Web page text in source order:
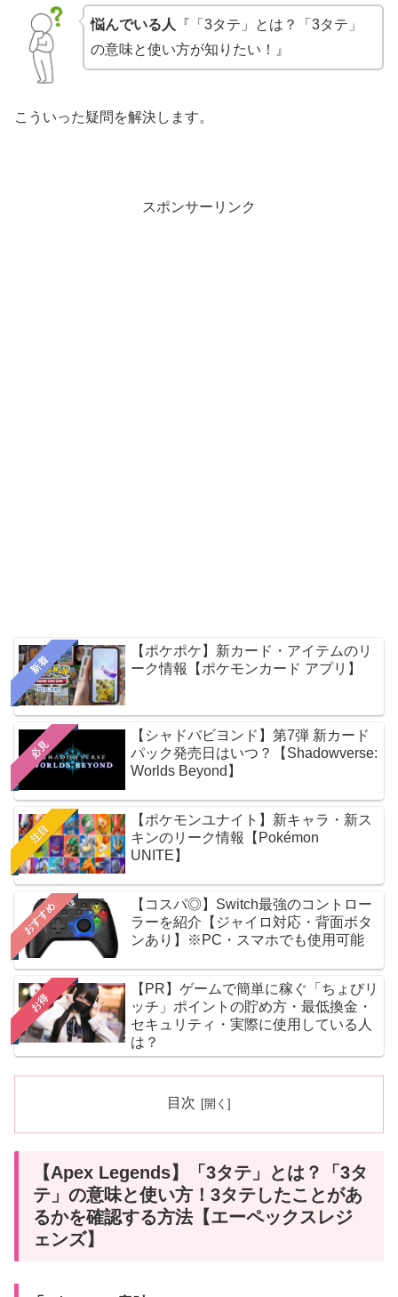
悩んでいる人 『「3タテ」とは？「3タテ」
の意味と使い方が知りたい！』
こういった疑問を解決します。
スポンサーリンク
新着
【ポケポケ】新カード・アイテムのリ
ーク情報【ポケモンカード アプリ】
必見
【シャドバビヨンド】第7弾 新カード
パック発売日はいつ？【Shadowverse:
Worlds Beyond】
注目
【ポケモンユナイト】新キャラ・新ス
キンのリーク情報【Pokémon
UNITE】
おすすめ
【コスパ◎】Switch最強のコントロー
ラーを紹介【ジャイロ対応・背面ボタ
ンあり】※PC・スマホでも使用可能
お得
【PR】ゲームで簡単に稼ぐ「ちょびリ
ッチ」ポイントの貯め方・最低換金・
セキュリティ・実際に使用している人
は？
目次
【Apex Legends】「3タテ」とは？「3タ
テ」の意味と使い方！3タテしたことがあ
るかを確認する方法【エーペックスレジ
ェンズ】